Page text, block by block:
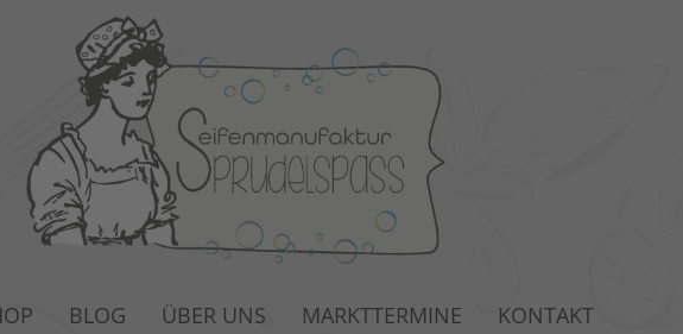
BLOG ÜBER UNS MARKTTERMINE KONTAKT